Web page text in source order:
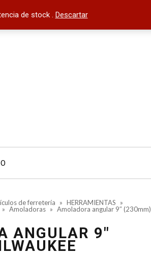
de stock . Descartar
de ferretería » HERRAMIENTAS
»
» Amoladoras » Amoladora angular 9″ (230mm)
ANGULAR 9″